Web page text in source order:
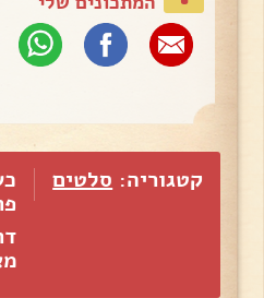
קטגוריה: סלטים